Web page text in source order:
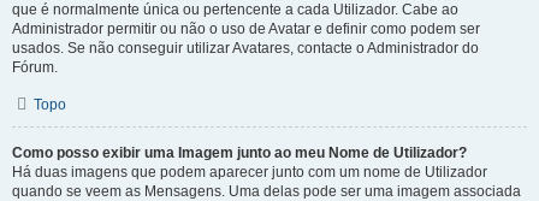
que é normalmente única ou pertencente a cada Utilizador. Cabe ao
Administrador permitir ou não o uso de Avatar e definir como podem ser
usados. Se não conseguir utilizar Avatares, contacte o Administrador do
Fórum.
Topo
Como posso exibir uma Imagem junto ao meu Nome de Utilizador?
Há duas imagens que podem aparecer junto com um nome de Utilizador
quando se veem as Mensagens. Uma delas pode ser uma imagem associada